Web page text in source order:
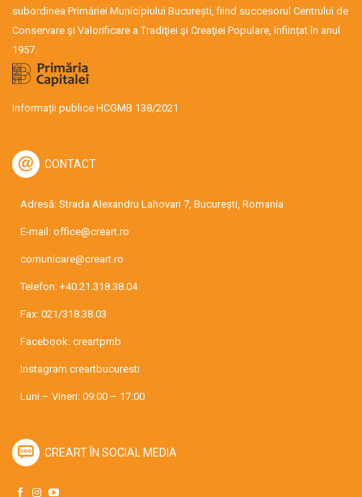
subordinea Primăriei Municipiului București, fiind succesorul Centrului de
Conservare şi Valorificare a Tradiţiei şi Creaţiei Populare, înființat în anul
1957.
Informații publice HCGMB 138/2021
CONTACT
Adresă: Strada Alexandru Lahovari 7, București, Romania
E-mail: office@creart.ro
comunicare@creart.ro
Telefon: +40.21.318.38.04
Fax: 021/318.38.03
Facebook: creartpmb
Instagram creartbucuresti
Luni – Vineri: 09:00 – 17:00
CREART ÎN SOCIAL MEDIA